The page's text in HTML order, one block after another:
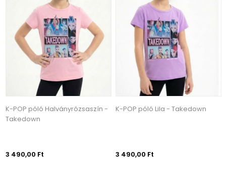
K-POP póló Halványrózsaszín -
Takedown
3 490,00 Ft
K-POP póló Lila - Takedown
3 490,00 Ft